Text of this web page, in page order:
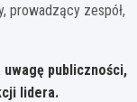
prowadzący zespół,
publiczności,
lidera.